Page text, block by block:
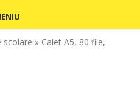
scolare » Caiet A5, 80 file,